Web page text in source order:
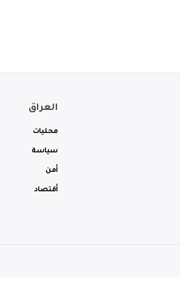
العراق
محليات
سياسة
أمن
أقتصاد